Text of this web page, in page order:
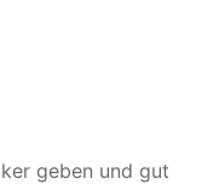
geben und gut